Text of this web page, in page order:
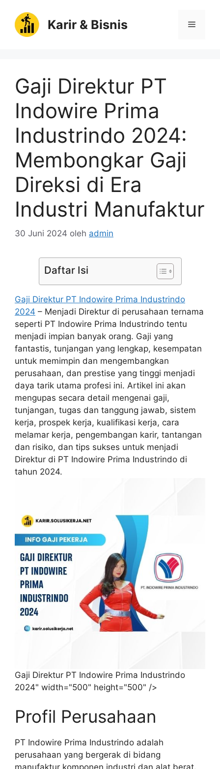
Karir & Bisnis Menu
Gaji Direktur PT
Indowire Prima
Industrindo 2024:
Membongkar Gaji
Direksi di Era
Industri Manufaktur
30 Juni 2024 oleh admin
Daftar Isi
Gaji Direktur PT Indowire Prima Industrindo
2024 – Menjadi Direktur di perusahaan ternama
seperti PT Indowire Prima Industrindo tentu
menjadi impian banyak orang. Gaji yang
fantastis, tunjangan yang lengkap, kesempatan
untuk memimpin dan mengembangkan
perusahaan, dan prestise yang tinggi menjadi
daya tarik utama profesi ini. Artikel ini akan
mengupas secara detail mengenai gaji,
tunjangan, tugas dan tanggung jawab, sistem
kerja, prospek kerja, kualifikasi kerja, cara
melamar kerja, pengembangan karir, tantangan
dan risiko, dan tips sukses untuk menjadi
Direktur di PT Indowire Prima Industrindo di
tahun 2024.
Gaji Direktur PT Indowire Prima Industrindo
2024" width="500" height="500" />
Profil Perusahaan
PT Indowire Prima Industrindo adalah
perusahaan yang bergerak di bidang
manufaktur komponen industri dan alat berat.